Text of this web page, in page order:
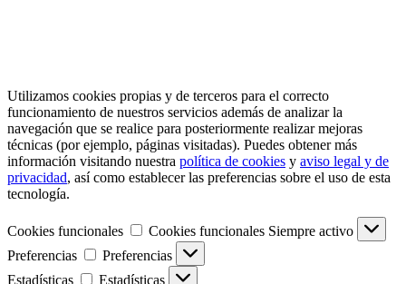
Utilizamos cookies propias y de terceros para el correcto
funcionamiento de nuestros servicios además de analizar la
navegación que se realice para posteriormente realizar mejoras
técnicas (por ejemplo, páginas visitadas). Puedes obtener más
información visitando nuestra política de cookies y aviso legal y de
privacidad, así como establecer las preferencias sobre el uso de esta
tecnología.
Cookies funcionales Cookies funcionales Siempre activo
Preferencias
Preferencias
Estadísticas
Estadísticas